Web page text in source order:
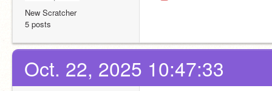
New Scratcher
5 posts
Oct. 22, 2025 10:47:33